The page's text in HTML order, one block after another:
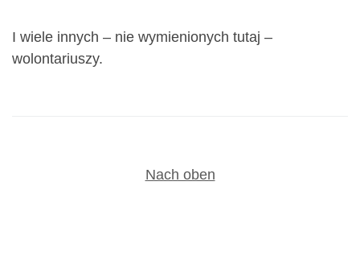
I wiele innych – nie wymienionych tutaj –
wolontariuszy.
Nach oben